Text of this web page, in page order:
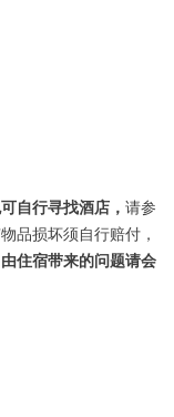
自行寻找酒店， 请参
品损坏须自行赔付，
由住宿带来的问题请会